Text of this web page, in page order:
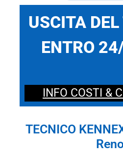
USCITA
ENTRO
INFO COSTI &
TECNICO